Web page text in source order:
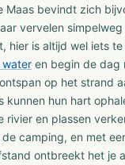
Maas bevindt zich
vervelen
hier is altijd wel iets
water en begin de dag
op het strand
kunnen hun hart
rivier en plassen
camping, en met
ontbreekt het je